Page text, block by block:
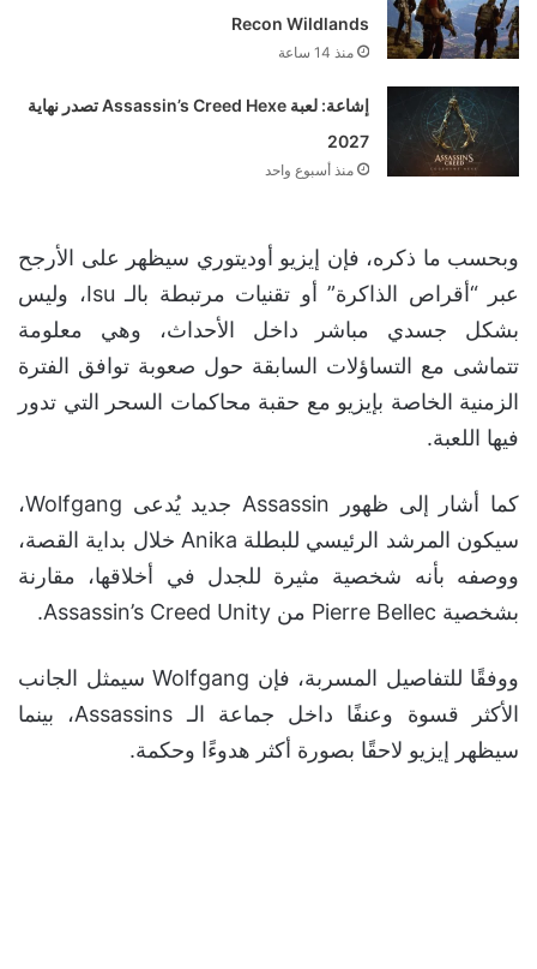
Recon Wildlands
منذ 14 ساعة
إشاعة: لعبة Assassin’s Creed Hexe تصدر نهاية
2027
منذ أسبوع واحد
وبحسب ما ذكره، فإن إيزيو أوديتوري سيظهر على الأرجح
عبر “أقراص الذاكرة” أو تقنيات مرتبطة بالـ Isu، وليس
بشكل جسدي مباشر داخل الأحداث، وهي معلومة
تتماشى مع التساؤلات السابقة حول صعوبة توافق الفترة
الزمنية الخاصة بإيزيو مع حقبة محاكمات السحر التي تدور
فيها اللعبة.
كما أشار إلى ظهور Assassin جديد يُدعى Wolfgang،
سيكون المرشد الرئيسي للبطلة Anika خلال بداية القصة،
ووصفه بأنه شخصية مثيرة للجدل في أخلاقها، مقارنة
بشخصية Pierre Bellec من Assassin’s Creed Unity.
ووفقًا للتفاصيل المسربة، فإن Wolfgang سيمثل الجانب
الأكثر قسوة وعنفًا داخل جماعة الـ Assassins، بينما
سيظهر إيزيو لاحقًا بصورة أكثر هدوءًا وحكمة.